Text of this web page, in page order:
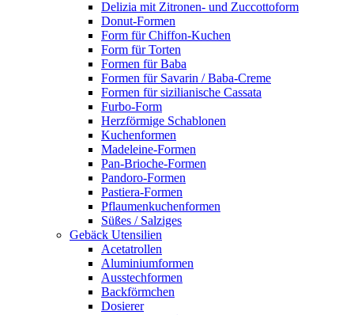
Delizia mit Zitronen- und Zuccottoform
Donut-Formen
Form für Chiffon-Kuchen
Form für Torten
Formen für Baba
Formen für Savarin / Baba-Creme
Formen für sizilianische Cassata
Furbo-Form
Herzförmige Schablonen
Kuchenformen
Madeleine-Formen
Pan-Brioche-Formen
Pandoro-Formen
Pastiera-Formen
Pflaumenkuchenformen
Süßes / Salziges
Gebäck Utensilien
Acetatrollen
Aluminiumformen
Ausstechformen
Backförmchen
Dosierer